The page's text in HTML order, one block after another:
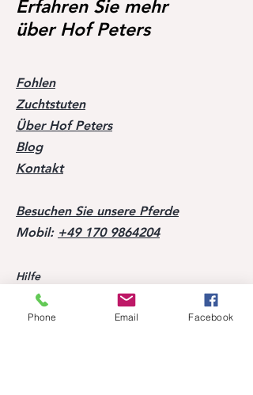
Erfahren Sie mehr
über Hof Peters
Fohlen
Zuchtstuten
Über Hof Peters
Blog
Kontakt
Besuchen Sie unsere Pferde
Mobil: +49 170 9864204
Hilfe
FAQ
Phone Email Facebook